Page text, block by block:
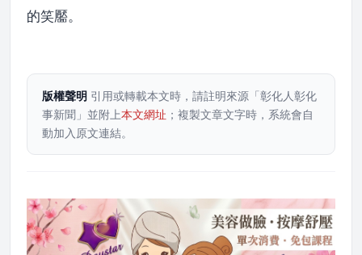
的笑靨。
版權聲明 引用或轉載本文時，請註明來源「彰化人彰化
事新聞」並附上本文網址 ；複製文章文字時，系統會自
動加入原文連結。